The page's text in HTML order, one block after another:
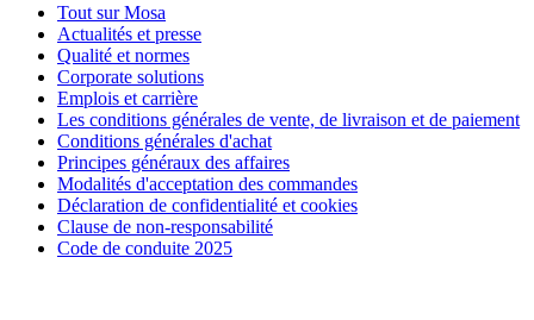
Tout sur Mosa
Actualités et presse
Qualité et normes
Corporate solutions
Emplois et carrière
Les conditions générales de vente, de livraison et de paiement
Conditions générales d'achat
Principes généraux des affaires
Modalités d'acceptation des commandes
Déclaration de confidentialité et cookies
Clause de non-responsabilité
Code de conduite 2025